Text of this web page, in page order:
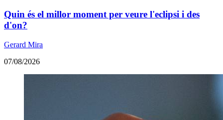
Quin és el millor moment per veure l'eclipsi i des
d'on?
Gerard Mira
07/08/2026